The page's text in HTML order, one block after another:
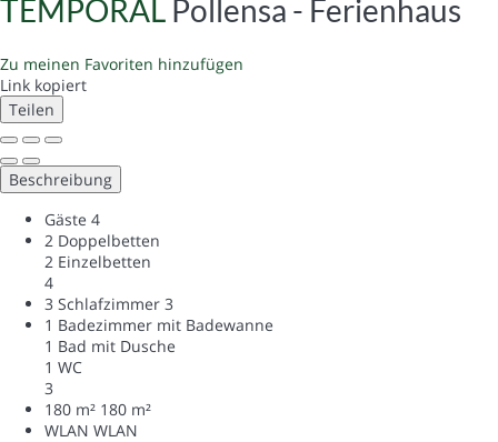
TEMPORAL Pollensa - Ferienhaus
Zu meinen Favoriten hinzufügen
Link kopiert
Teilen
Beschreibung
Gäste 4
2 Doppelbetten
2 Einzelbetten
4
3 Schlafzimmer 3
1 Badezimmer mit Badewanne
1 Bad mit Dusche
1 WC
3
180 m² 180 m²
WLAN WLAN